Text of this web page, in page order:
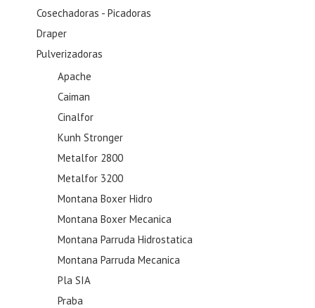
Cosechadoras - Picadoras
Draper
Pulverizadoras
Apache
Caiman
Cinalfor
Kunh Stronger
Metalfor 2800
Metalfor 3200
Montana Boxer Hidro
Montana Boxer Mecanica
Montana Parruda Hidrostatica
Montana Parruda Mecanica
Pla SIA
Praba